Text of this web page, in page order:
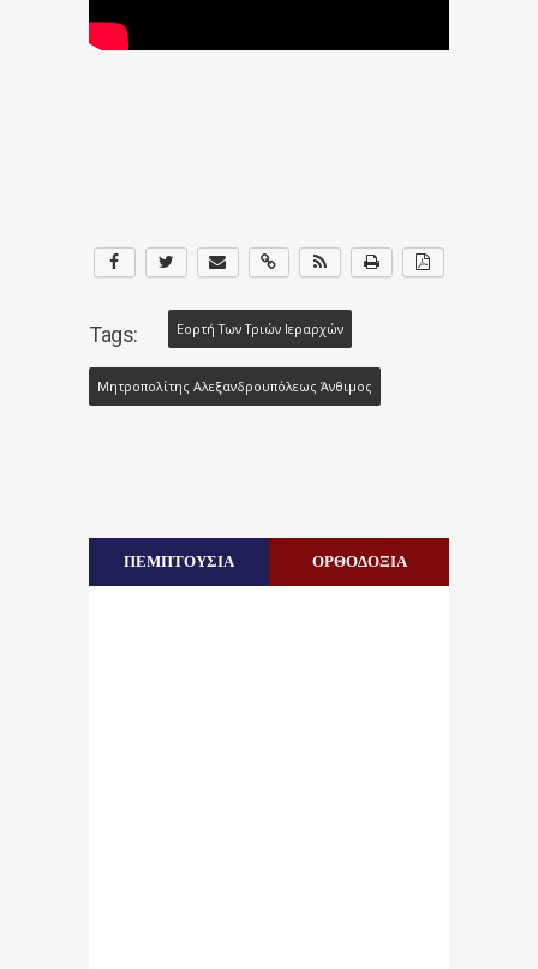
Tags: Εορτή Των Τριών Ιεραρχών
Μητροπολίτης Αλεξανδρουπόλεως Άνθιμος
ΠΕΜΠΤΟΥΣΙΑ ΟΡΘΟΔΟΞΙΑ